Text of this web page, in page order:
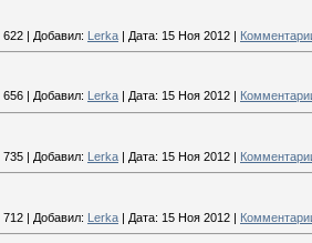
622 | Добавил: Lerka | Дата: 15 Ноя 2012 |
656 Добавил: Lerka Дата: 15 Ноя 2012
735 | Добавил: Lerka | Дата: 15 Ноя 2012 |
712 | Добавил: Lerka | Дата: 15 Ноя 2012 |